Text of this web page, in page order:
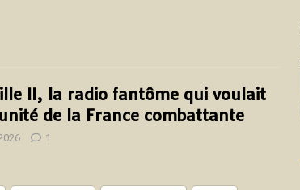
II, la radio fantôme qui voulait
de la France combattante
1